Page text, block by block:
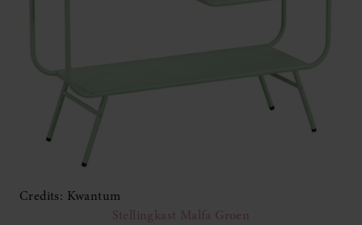
Credits: Kwantum
Stellingkast Malfa Groen